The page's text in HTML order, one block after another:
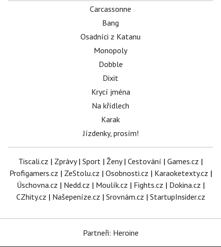
Carcassonne
Bang
Osadníci z Katanu
Monopoly
Dobble
Dixit
Krycí jména
Na křídlech
Karak
Jízdenky, prosím!
Tiscali.cz | Zprávy| Sport | Ženy| Cestování | Games.cz |
Profigamers.cz | ZeStolu.cz | Osobnosti.cz | Karaoketexty.cz |
Úschovna.cz | Nedd.cz | Moulík.cz | Fights.cz | Dokina.cz |
CZhity.cz | Našepeníze.cz | Srovnám.cz | StartupInsider.cz
Partneři: Heroine